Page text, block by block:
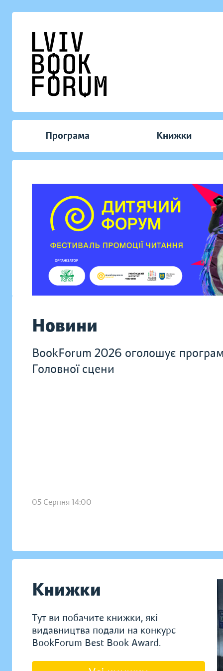
Програма Книжки
Новини
BookForum 2026 оголошує
Головної сцени
05 Серпня 14:00
Книжки
Тут ви побачите книжки, які
видавництва подали на конкурс
BookForum Best Book Award.